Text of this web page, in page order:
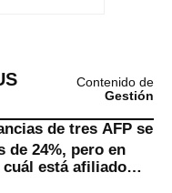
Contenido de
Gestión
de tres AFP se
de 24%, pero en
cuál está afiliado